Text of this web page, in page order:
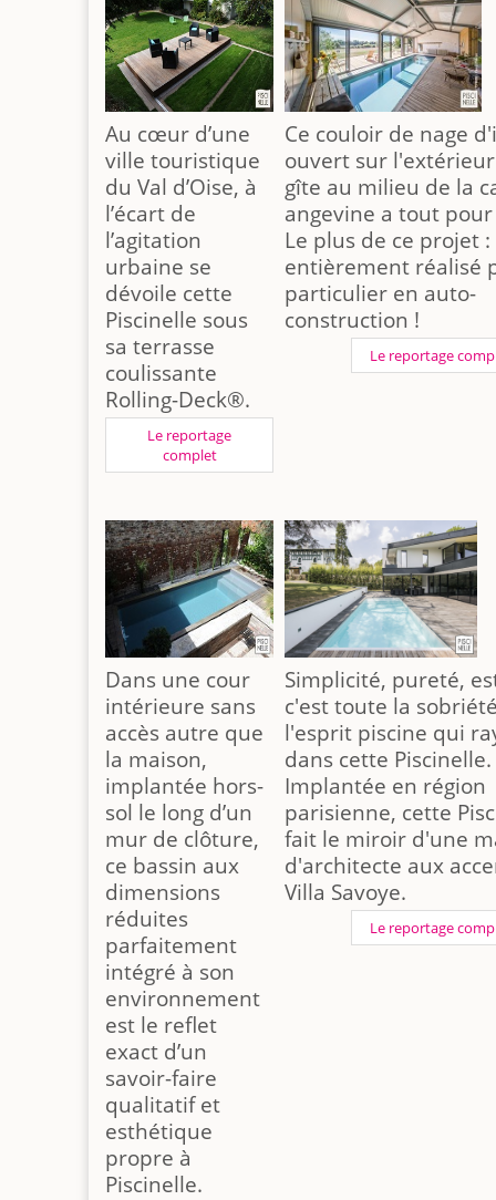
Au cœur d’une
ville touristique
du Val d’Oise, à
l’écart de
l’agitation
urbaine se
dévoile cette
Piscinelle sous
sa terrasse
coulissante
Rolling-Deck®.
Le reportage
complet
Ce couloir de nage
ouvert sur
gîte au milieu de la
angevine a tout
Le plus de ce projet
entièrement réalisé
particulier en auto-
construction !
Le reportage
Dans une cour
intérieure sans
accès autre que
la maison,
implantée hors-
sol le long d’un
mur de clôture,
ce bassin aux
dimensions
réduites
parfaitement
intégré à son
environnement
est le reflet
exact d’un
savoir-faire
qualitatif et
esthétique
propre à
Piscinelle.
Simplicité, pureté,
c'est toute la
l'esprit piscine qui
dans cette Piscinelle.
Implantée en région
parisienne, cette
fait le miroir d'une
d'architecte aux
Villa Savoye.
Le reportage